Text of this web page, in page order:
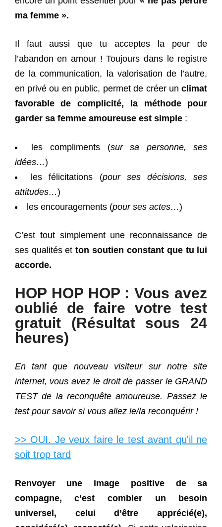
ma femme ».
Il faut aussi que tu acceptes la peur de
l’abandon en amour ! Toujours dans le registre
de la communication, la valorisation de l’autre,
en privé ou en public, permet de créer unclimat
favorable de complicité, la méthode pour
garder sa femme amoureuse est simple:
les compliments (sur sa personne, ses
idées…)
les félicitations (pour ses décisions, ses
attitudes…)
les encouragements (pour ses actes…)
C’est tout simplement une reconnaissance de
ses qualités etton soutien constant que tu lui
accorde.
HOP HOP HOP : Vous avez
oublié de faire votre test
gratuit (Résultat sous 24
heures)
En tant que nouveau visiteur sur notre site
internet, vous avez le droit de passer le GRAND
TEST de la reconquête amoureuse. Passez le
test pour savoir si vous allez le/la reconquérir !
>> OUI. Je veux faire le test avant qu'il ne
soit trop tard
Renvoyer une image positive de sa
compagne, c’est combler un besoin
universel, celui d’être apprécié(e),